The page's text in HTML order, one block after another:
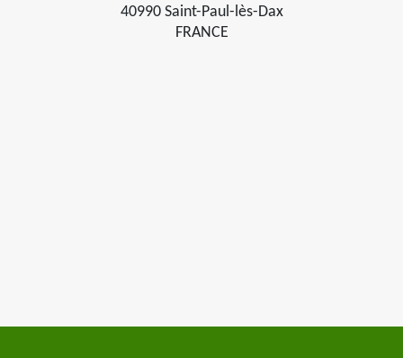
40990 Saint-Paul-lès-Dax
FRANCE